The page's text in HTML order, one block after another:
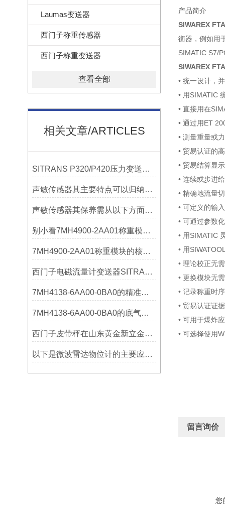
Laumas变送器
西门子称重传感器
西门子称重变送器
查看全部
相关文章/ARTICLES
SITRANS P320/P420压力变送器概述
声敏传感器其主要特点可以归纳为以下几个核心维度
声敏传感器其保养需从以下方面入手
别小看7MH4900-2AA01称重模块！这些你日常接触的领域，早已离不开它
7MH4900-2AA01称重模块的核心亮点，藏着让效率翻倍的“关键密码”
西门子电磁流量计变送器SITRANS FMT020的功能
7MH4138-6AA00-0BA0的精准从何而来？关键组成部分，藏着答案！
7MH4138-6AA00-0BA0的底气：这些核心功能，让精准称重不再是难题
西门子皮带秤在山东黄金新立金矿的成功应用
以下是微波雷达物位计的主要应用领域及具体场景分析
产品简介
SIWAREX
衡器，例如用
SIMATIC S7/
SIWAREX
• 统一设计，
• 用SIMATIC
• 直接用在
• 通过用ET
• 测量重量或
• 贸易认证的
• 贸易结算显
• 连续或步进
• 精确地流量
• 可定义的输
• 可通过参数
• 用SIMATIC
• 用
• 理论校正无
• 更换模块无
• 记录称重时序
• 贸易认证证
• 可用于爆炸
• 可选择使用
留言询价
您